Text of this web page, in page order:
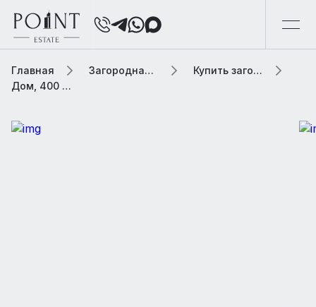
Главная Загородная элитная недвижимость
Купить загородную элитную недвижимость
Дом, 400 м² В населенном пункте «Немчиново»